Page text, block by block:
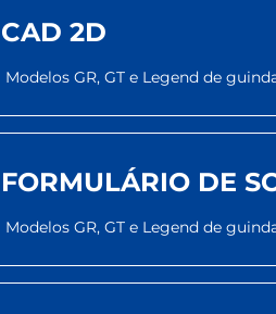
CAD 2D
Modelos GR, GT e Legend de
FORMULÁRIO DE
Modelos GR, GT e Legend de